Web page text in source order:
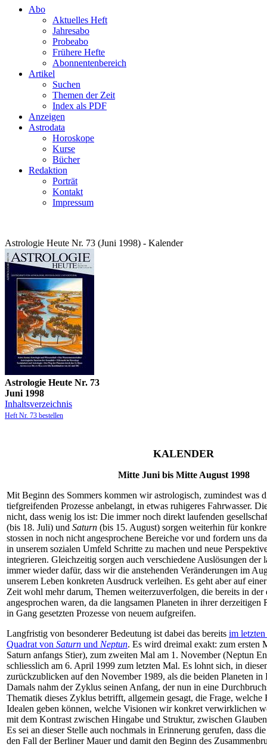
Abo
Aktuelles Heft
Jahresabo
Probeabo
Frühere Hefte
Abonnentenbereich
Artikel
Suchen
Themen der Zeit
Index als PDF
Anzeigen
Astrodata
Horoskope
Kurse
Bücher
Redaktion
Porträt
Kontakt
Impressum
Astrologie Heute Nr. 73 (Juni 1998) - Kalender
Astrologie Heute Nr. 73
Juni 1998
Inhaltsverzeichnis
Heft Nr. 73 bestellen
KALENDER
Mitte Juni bis Mitte August 1998
Mit Beginn des Sommers kommen wir astrologisch, zumindest was
tiefgreifenden Prozesse anbelangt, in etwas ruhigeres Fahrwasser.
nicht, dass wenig los ist: Die immer noch direkt laufenden
(bis 18. Juli) und Saturn (bis 15. August) sorgen weiterhin für
stossen in noch nicht angesprochene Bereiche vor und fordern uns
in unserem sozialen Umfeld Schritte zu machen und neue
integrieren. Gleichzeitig sorgen auch verschiedene Auslösungen der
immer wieder dafür, dass wir die anstehenden Veränderungen im
unserem Leben konkreten Ausdruck verleihen. Es geht aber auf
Zeit wohl mehr darum, Themen weiterzuverfolgen, die bereits in der
angesprochen waren, da die langsamen Planeten in ihrer
in Gang gesetzten Prozesse von neuem aufgreifen.
Langfristig von besonderer Bedeutung ist dabei das bereits im
Quadrat von Saturn und Neptun. Es wird dreimal exakt: zum ersten
Saturn anfangs Stier), zum zweiten Mal am 1. November (Neptun
schliesslich am 6. April 1999 zum letzten Mal. Es lohnt sich, in
zurückzublicken auf den November 1989, als die beiden Planeten
Damals nahm der Zyklus seinen Anfang, der nun in eine
Thematik dieses Zyklus betrifft, allgemein gesagt, die Frage, welche
Idealen geben können, welche Visionen wir konkret verwirklichen
mit dem Kontrast zwischen Hingabe und Struktur, zwischen
Es sei an dieser Stelle auch nochmals in Erinnerung gerufen, dass
den Fall der Berliner Mauer und damit den Beginn des